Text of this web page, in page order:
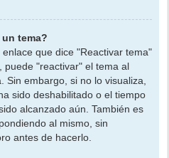
tema?
que dice "Reactivar tema"
puede "reactivar" el tema al
Sin embargo, si no lo visualiza,
sido deshabilitado o el tiempo
alcanzado aún. También es
al mismo, sin
antes de hacerlo.